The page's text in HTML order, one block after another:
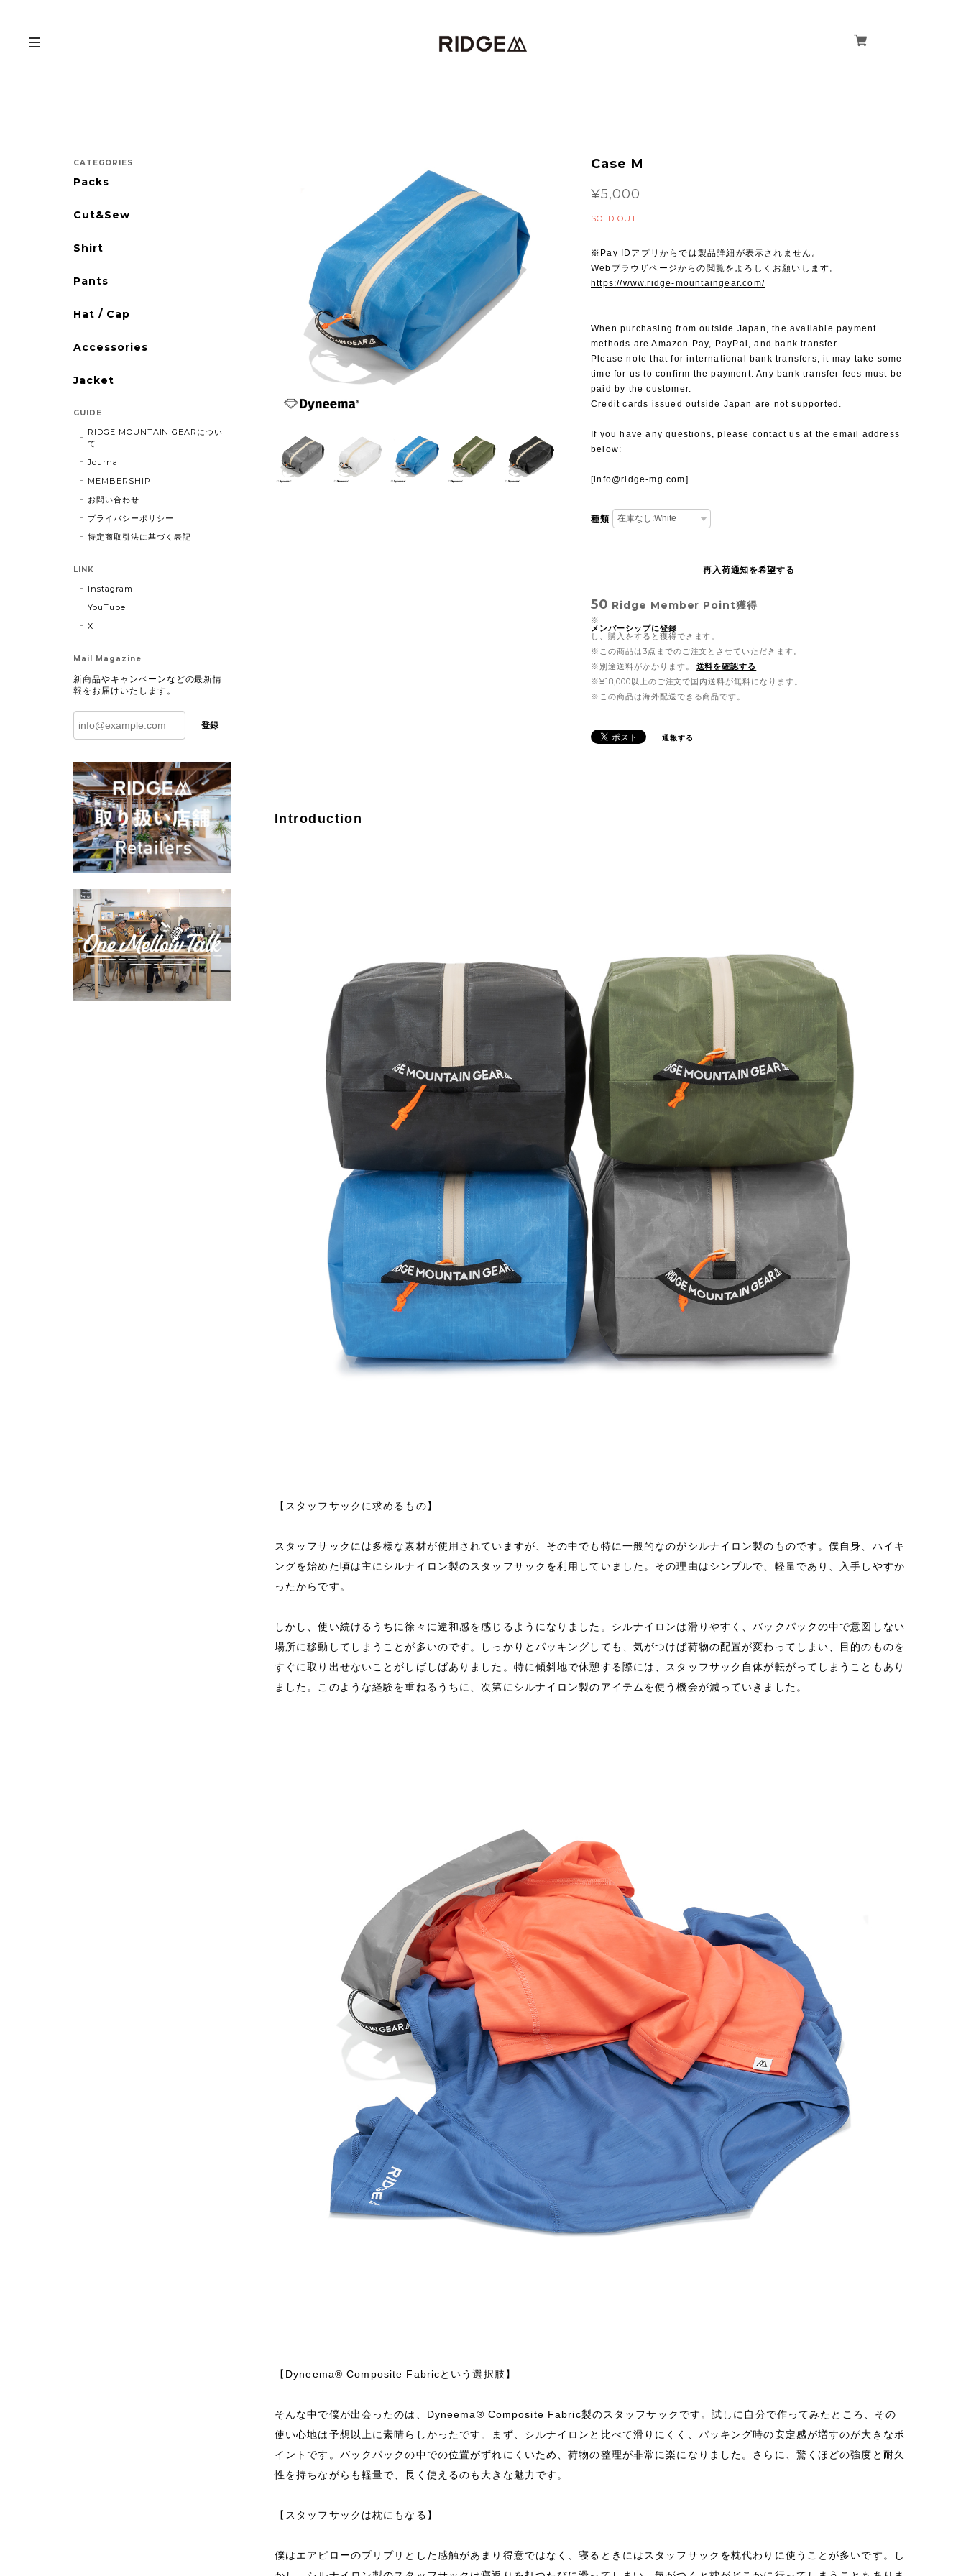
Case M
¥5,000
SOLD OUT
※Pay IDアプリからでは製品詳細が表示されません。
Webブラウザページからの閲覧をよろしくお願いします。
https://www.ridge-mountaingear.com/
When purchasing from outside Japan, the available payment
methods are Amazon Pay, PayPal, and bank transfer.
Please note that for international bank transfers, it may take some
time for us to confirm the payment. Any bank transfer fees must be
paid by the customer.
Credit cards issued outside Japan are not supported.
If you have any questions, please contact us at the email address
below:
[info@ridge-mg.com]
種類
再入荷通知を希望する
50 Ridge Member Point獲得
※
メンバーシップに登録
し、購入をすると獲得できます。
※この商品は3点までのご注文とさせていただきます。
※別途送料がかかります。
送料を確認する
※¥18,000以上のご注文で国内送料が無料になります。
※この商品は海外配送できる商品です。
通報する
Introduction
【スタッフサックに求めるもの】
スタッフサックには多様な素材が使用されていますが、その中でも特に一般的なのがシルナイロン製のものです。僕自身、ハイキ
ングを始めた頃は主にシルナイロン製のスタッフサックを利用していました。その理由はシンプルで、軽量であり、入手しやすか
ったからです。
しかし、使い続けるうちに徐々に違和感を感じるようになりました。シルナイロンは滑りやすく、バックパックの中で意図しない
場所に移動してしまうことが多いのです。しっかりとパッキングしても、気がつけば荷物の配置が変わってしまい、目的のものを
すぐに取り出せないことがしばしばありました。特に傾斜地で休憩する際には、スタッフサック自体が転がってしまうこともあり
ました。このような経験を重ねるうちに、次第にシルナイロン製のアイテムを使う機会が減っていきました。
【Dyneema® Composite Fabricという選択肢】
そんな中で僕が出会ったのは、Dyneema® Composite Fabric製のスタッフサックです。試しに自分で作ってみたところ、その
使い心地は予想以上に素晴らしかったです。まず、シルナイロンと比べて滑りにくく、パッキング時の安定感が増すのが大きなポ
イントです。バックパックの中での位置がずれにくいため、荷物の整理が非常に楽になりました。さらに、驚くほどの強度と耐久
性を持ちながらも軽量で、長く使えるのも大きな魅力です。
【スタッフサックは枕にもなる】
僕はエアピローのプリプリとした感触があまり得意ではなく、寝るときにはスタッフサックを枕代わりに使うことが多いです。し
CATEGORIES
Packs
Cut&Sew
Shirt
Pants
Hat / Cap
Accessories
Jacket
GUIDE
RIDGE MOUNTAIN GEARについ
て
Journal
MEMBERSHIP
お問い合わせ
プライバシーポリシー
特定商取引法に基づく表記
LINK
Instagram
YouTube
X
Mail Magazine
新商品やキャンペーンなどの最新情
報をお届けいたします。
登録